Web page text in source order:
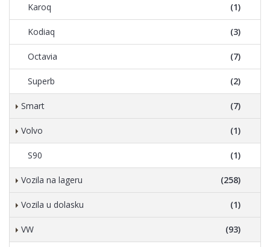
Karoq (1)
Kodiaq (3)
Octavia (7)
Superb (2)
Smart (7)
Volvo (1)
S90 (1)
Vozila na lageru (258)
Vozila u dolasku (1)
VW (93)